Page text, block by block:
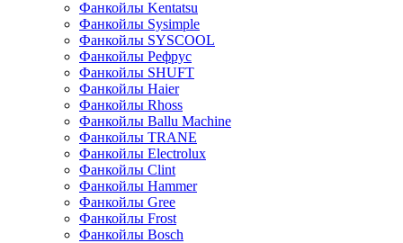
Фанкойлы Kentatsu
Фанкойлы Sysimple
Фанкойлы SYSCOOL
Фанкойлы Рефрус
Фанкойлы SHUFT
Фанкойлы Haier
Фанкойлы Rhoss
Фанкойлы Ballu Machine
Фанкойлы TRANE
Фанкойлы Electrolux
Фанкойлы Clint
Фанкойлы Hammer
Фанкойлы Gree
Фанкойлы Frost
Фанкойлы Bosch